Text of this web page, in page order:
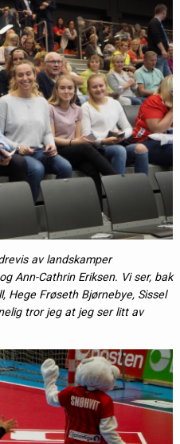
av landskamper
Ann-Cathrin Eriksen. Vi ser, bak
Hege Frøseth Bjørnebye, Sissel
tror jeg at jeg ser litt av